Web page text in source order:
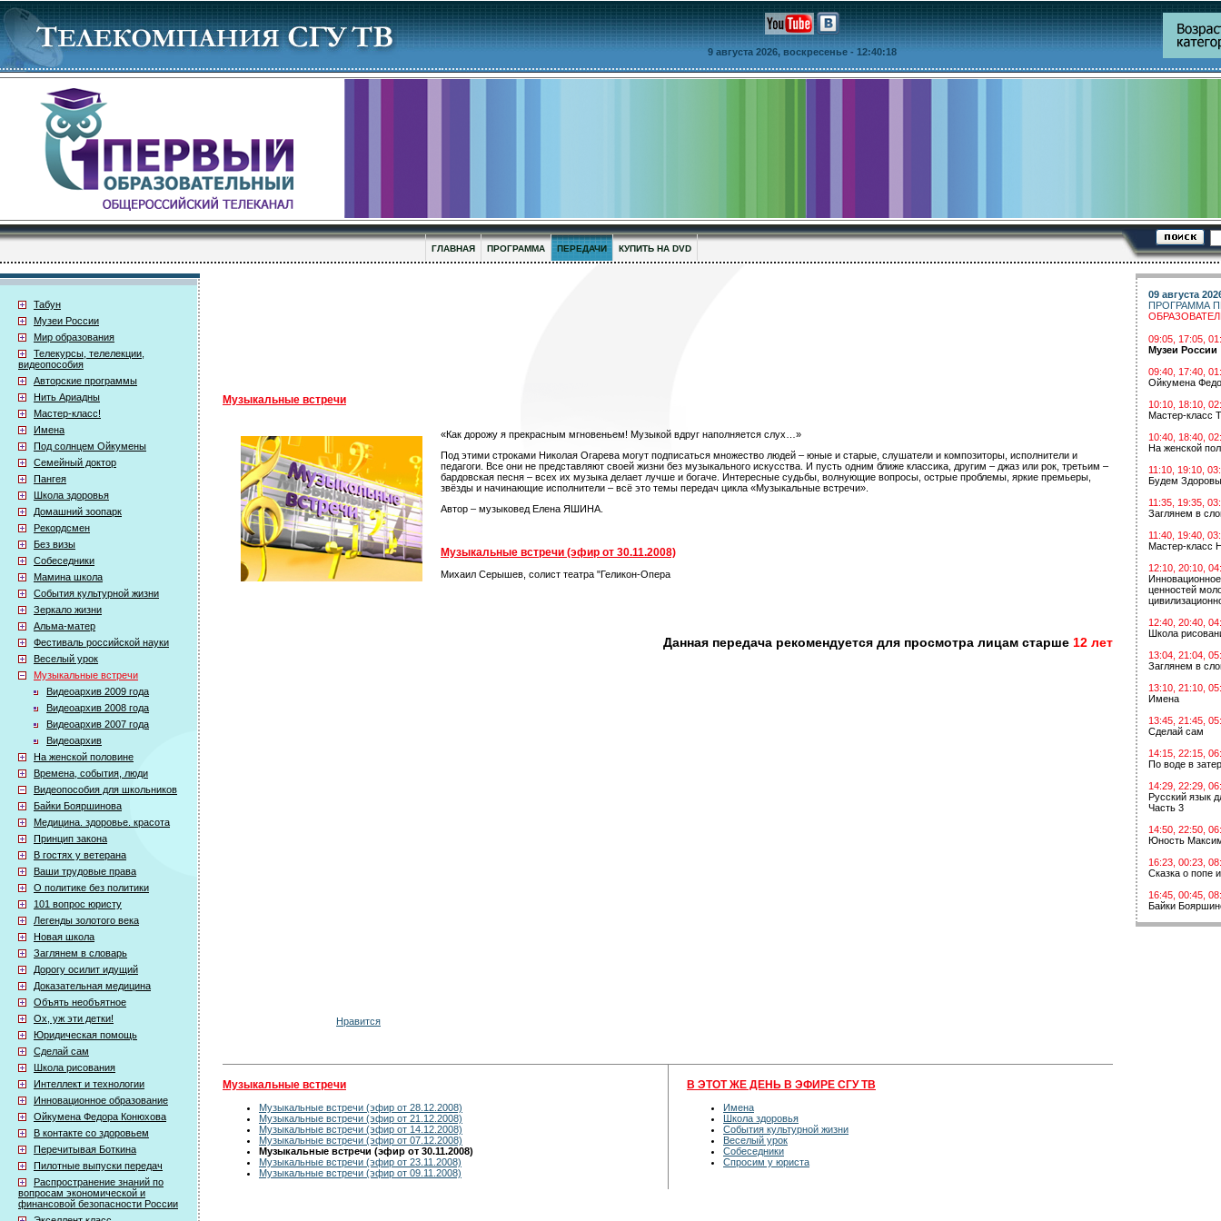
9 августа 2026, воскресенье - 12:40:18
ГЛАВНАЯ ПРОГРАММА ПЕРЕДАЧИ КУПИТЬ НА DVD
Табун
Музеи России
Мир образования
Телекурсы, телелекции,
видеопособия
Авторские программы
Нить Ариадны
Мастер-класс!
Имена
Под солнцем Ойкумены
Семейный доктор
Пангея
Школа здоровья
Домашний зоопарк
Рекордсмен
Без визы
Собеседники
Мамина школа
События культурной жизни
Зеркало жизни
Альма-матер
Фестиваль российской науки
Веселый урок
Музыкальные встречи
Видеоархив 2009 года
Видеоархив 2008 года
Видеоархив 2007 года
Видеоархив
На женской половине
Времена, события, люди
Видеопособия для школьников
Байки Бояршинова
Медицина. здоровье. красота
Принцип закона
В гостях у ветерана
Ваши трудовые права
О политике без политики
101 вопрос юристу
Легенды золотого века
Новая школа
Заглянем в словарь
Дорогу осилит идущий
Доказательная медицина
Объять необъятное
Ох, уж эти детки!
Юридическая помощь
Сделай сам
Школа рисования
Интеллект и технологии
Инновационное образование
Ойкумена Федора Конюхова
В контакте со здоровьем
Перечитывая Боткина
Пилотные выпуски передач
Распространение знаний по
вопросам экономической и
финансовой безопасности России
Музыкальные встречи
«Как дорожу я прекрасным мгновеньем! Музыкой вдруг наполняется слух…»
Под этими строками Николая Огарева могут подписаться множество людей – юные и старые, слушатели и композиторы, исполнители и
педагоги. Все они не представляют своей жизни без музыкального искусства. И пусть одним ближе классика, другим – джаз или рок, третьим –
бардовская песня – всех их музыка делает лучше и богаче. Интересные судьбы, волнующие вопросы, острые проблемы, яркие премьеры,
звёзды и начинающие исполнители – всё это темы передач цикла «Музыкальные встречи».
Автор – музыковед Елена ЯШИНА.
Музыкальные встречи (эфир от 30.11.2008)
Михаил Серышев, солист театра "Геликон-Опера
Данная передача рекомендуется для просмотра лицам старше 12 лет
Нравится
Музыкальные встречи
Музыкальные встречи (эфир от 28.12.2008)
Музыкальные встречи (эфир от 21.12.2008)
Музыкальные встречи (эфир от 14.12.2008)
Музыкальные встречи (эфир от 07.12.2008)
Музыкальные встречи (эфир от 30.11.2008)
Музыкальные встречи (эфир от 23.11.2008)
Музыкальные встречи (эфир от 09.11.2008)
В ЭТОТ ЖЕ ДЕНЬ В ЭФИРЕ СГУ ТВ
Имена
Школа здоровья
События культурной жизни
Веселый урок
Собеседники
Спросим у юриста
09 августа
ПРОГРАММА
09:05, 17:05,
Музеи России
09:40, 17:40,
Ойкумена
10:10, 18:10,
Мастер-класс
10:40, 18:40,
На женской
11:10, 19:10,
Будем
11:35, 19:35,
Заглянем в
11:40, 19:40,
Мастер-класс
12:10, 20:10,
ценностей
12:40, 20:40,
Школа
13:04, 21:04,
Заглянем в
13:10, 21:10,
Имена
13:45, 21:45,
Сделай сам
14:15, 22:15,
По воде в
14:29, 22:29,
Русский язык
Часть 3
14:50, 22:50,
Юность
16:23, 00:23,
Сказка о попе
16:45, 00:45,
Байки